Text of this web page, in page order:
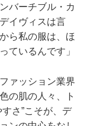
バーチブル・カ
イヴィスは言
ら私の服は、ほ
ているんです」
ァッション業界
の肌の人々、ト
さ”こそが、デ